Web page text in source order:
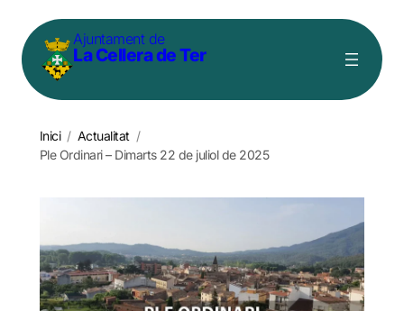
contingut
Ajuntament de
La Cellera de Ter
Inici / Actualitat /
Ple Ordinari – Dimarts 22 de juliol de 2025